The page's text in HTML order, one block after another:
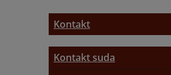
Kontakt
Kontakt suda